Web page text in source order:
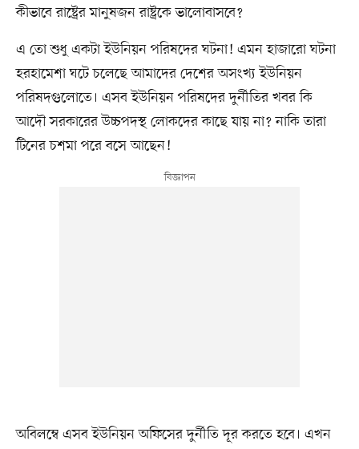
কীভাবে রাষ্ট্রের মানুষজন রাষ্ট্রকে ভালোবাসবে?
এ তো শুধু একটা ইউনিয়ন পরিষদের ঘটনা! এমন হাজারো ঘটনা
হরহামেশা ঘটে চলেছে আমাদের দেশের অসংখ্য ইউনিয়ন
পরিষদগুলোতে। এসব ইউনিয়ন পরিষদের দুর্নীতির খবর কি
আদৌ সরকারের উচ্চপদস্থ লোকদের কাছে যায় না? নাকি তারা
টিনের চশমা পরে বসে আছেন!
অবিলম্বে এসব ইউনিয়ন অফিসের দুর্নীতি দূর করতে হবে। এখন